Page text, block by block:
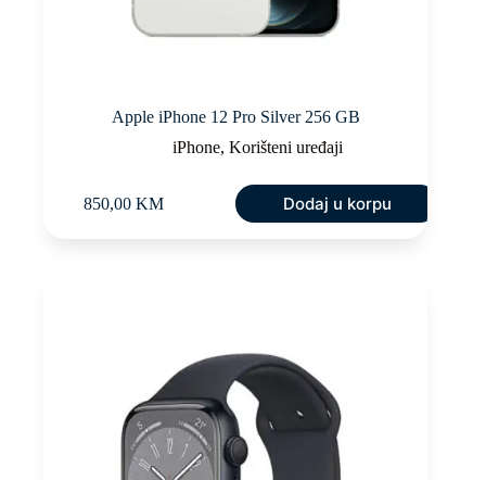
Apple iPhone 12 Pro Silver 256 GB
iPhone, Korišteni uređaji
850,00 KM Dodaj u korpu